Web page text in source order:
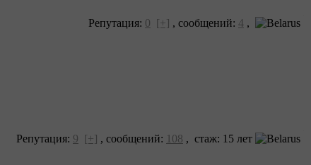
Репутация: 0 [+] , сообщений: 4 ,
Репутация: 9 [+] , сообщений: 108 , cтаж: 15 лет